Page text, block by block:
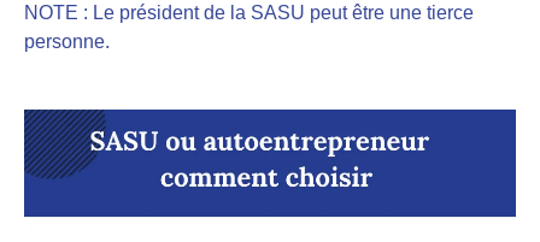
NOTE : Le président de la SASU peut être une tierce
personne.